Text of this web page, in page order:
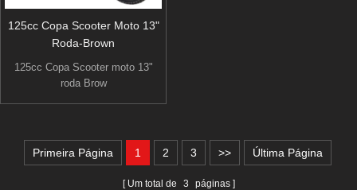
125cc Copa Scooter Moto 13"
Roda-Brown
125cc Copa Scooter moto 13"
roda Brow
Primeira Página 1 2 3 >> Última Página
Um total de 3 páginas